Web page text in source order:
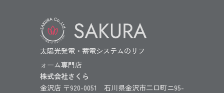
太陽光発電・蓄電システムのリフ
ォーム専門店
株式会社さくら
金沢店 〒920-0051 石川県金沢市二口町ニ95-